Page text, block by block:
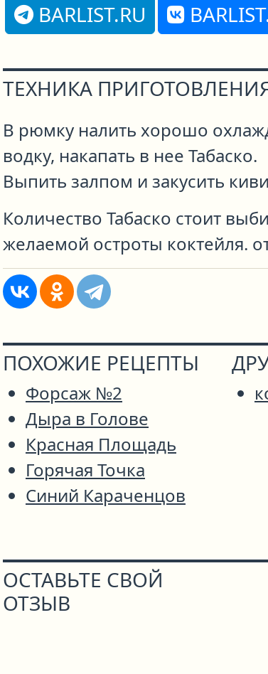
BARLIST.RU
ТЕХНИКА
В рюмку налить хорошо
водку, накапать в нее Табаско.
Выпить залпом и закусить
Количество Табаско стоит
желаемой остроты коктейля.
ПОХОЖИЕ РЕЦЕПТЫ
Форсаж №2
Дыра в Голове
Красная Площадь
Горячая Точка
Синий Караченцов
ОСТАВЬТЕ СВОЙ
ОТЗЫВ